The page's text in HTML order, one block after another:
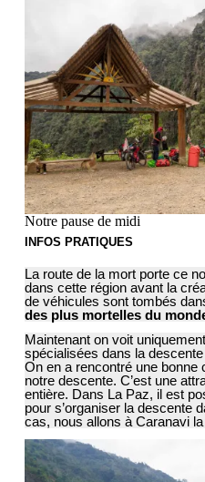
Notre pause de midi
INFOS PRATIQUES
La route de la mort porte ce
dans cette région avant la
de véhicules sont tombés
des plus mortelles du
Maintenant on voit
spécialisées dans la
On en a rencontré une bonne
notre descente. C’est une
entière. Dans La Paz, il est
pour s’organiser la descente
cas, nous allons à Caranavi